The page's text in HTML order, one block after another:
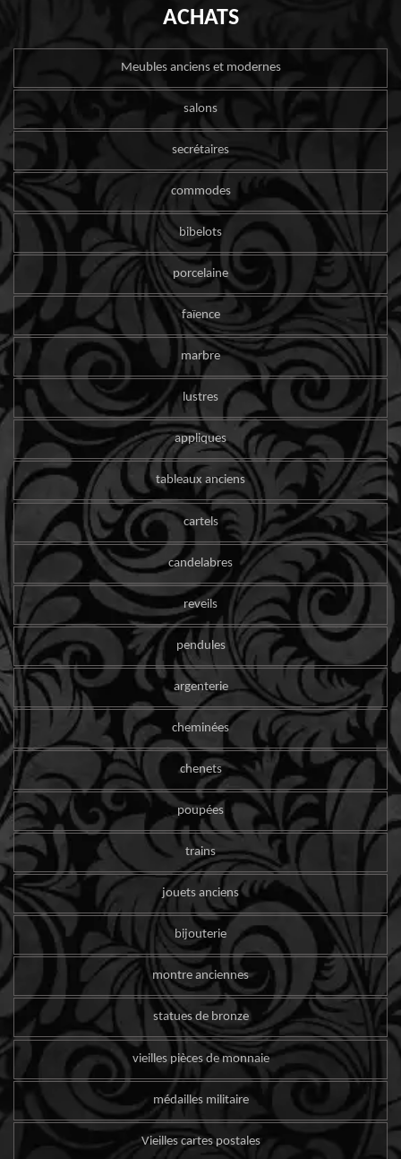
ACHATS
Meubles anciens et modernes
salons
secrétaires
commodes
bibelots
porcelaine
faïence
marbre
lustres
appliques
tableaux anciens
cartels
candelabres
reveils
pendules
argenterie
cheminées
chenets
poupées
trains
jouets anciens
bijouterie
montre anciennes
statues de bronze
vieilles pièces de monnaie
médailles militaire
Vieilles cartes postales